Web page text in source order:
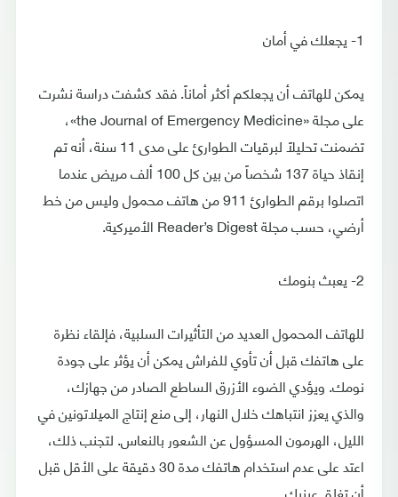
1- يجعلك في أمان
يمكن للهاتف أن يجعلكم أكثر أماناً. فقد كشفت دراسة نشرت
على مجلة «the Journal of Emergency Medicine»،
تضمنت تحليلاً لبرقيات الطوارئ على مدى 11 سنة، أنه تم
إنقاذ حياة 137 شخصاً من بين كل 100 ألف مريض عندما
اتصلوا برقم الطوارئ 911 من هاتف محمول وليس من خط
أرضي، حسب مجلة Reader’s Digest الأميركية.
2- يعبث بنومك
للهاتف المحمول العديد من التأثيرات السلبية، فإلقاء نظرة
على هاتفك قبل أن تأوي للفراش يمكن أن يؤثر على جودة
نومك. ويؤدي الضوء الأزرق الساطع الصادر من جهازك،
والذي يعزز انتباهك خلال النهار، إلى منع إنتاج الميلاتونين في
الليل، الهرمون المسؤول عن الشعور بالنعاس. لتجنب ذلك،
اعتد على عدم استخدام هاتفك مدة 30 دقيقة على الأقل قبل